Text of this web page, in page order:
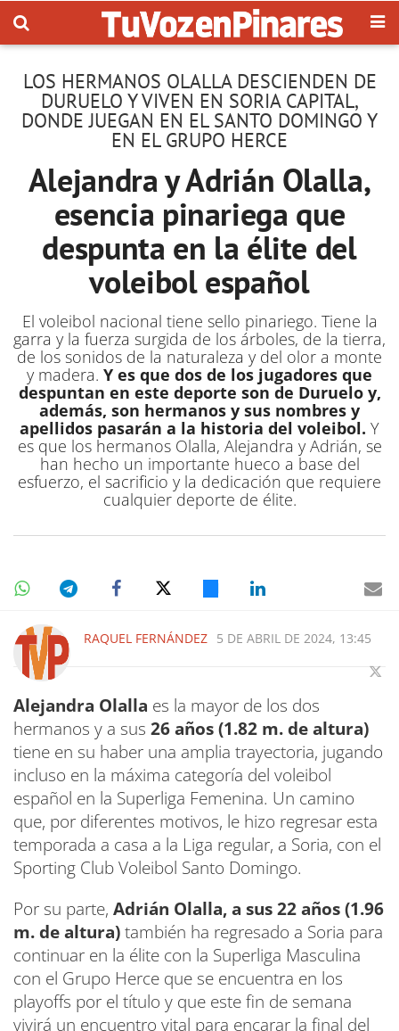
LOS HERMANOS OLALLA DESCIENDEN DE
DURUELO Y VIVEN EN SORIA CAPITAL,
DONDE JUEGAN EN EL SANTO DOMINGO Y
EN EL GRUPO HERCE
Alejandra y Adrián Olalla,
esencia pinariega que
despunta en la élite del
voleibol español
El voleibol nacional tiene sello pinariego. Tiene la
garra y la fuerza surgida de los árboles, de la tierra,
de los sonidos de la naturaleza y del olor a monte
y madera. Y es que dos de los jugadores que
despuntan en este deporte son de Duruelo y,
además, son hermanos y sus nombres y
apellidos pasarán a la historia del voleibol. Y
es que los hermanos Olalla, Alejandra y Adrián, se
han hecho un importante hueco a base del
esfuerzo, el sacrificio y la dedicación que requiere
cualquier deporte de élite.
RAQUEL FERNÁNDEZ 5 DE ABRIL DE 2024, 13:45
Alejandra Olalla es la mayor de los dos
hermanos y a sus 26 años (1.82 m. de altura)
tiene en su haber una amplia trayectoria, jugando
incluso en la máxima categoría del voleibol
español en la Superliga Femenina. Un camino
que, por diferentes motivos, le hizo regresar esta
temporada a casa a la Liga regular, a Soria, con el
Sporting Club Voleibol Santo Domingo.
Por su parte, Adrián Olalla, a sus 22 años (1.96
m. de altura)también ha regresado a Soria para
continuar en la élite con la Superliga Masculina
con el Grupo Herce que se encuentra en los
playoffs por el título y que este fin de semana
vivirá un encuentro vital para encarar la final del